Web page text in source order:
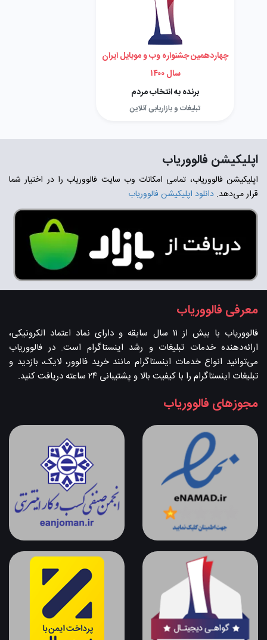
چهاردهمین جشنواره وب و موبایل ایران
سال ۱۴۰۰
برنده به انتخاب مردم
تبلیغات و بازاریابی آنلاین
اپلیکیشن فالووریاب
اپلیکیشن فالووریاب، تمامی امکانات وب سایت فالووریاب را در اختیار شما
قرار می‌دهد. دانلود اپلیکیشن فالووریاب
معرفی فالووریاب
فالووریاب با بیش از ۱۱ سال سابقه و دارای نماد اعتماد الکرونیکی،
ارائه‌دهنده خدمات تبلیغات و رشد اینستاگرام است. در فالووریاب
می‌توانید انواع خدمات اینستاگرام مانند خرید فالوور، لایک، بازدید و
تبلیغات اینستاگرام را با کیفیت بالا و پشتیبانی ۲۴ ساعته دریافت کنید.
مجوزهای فالووریاب